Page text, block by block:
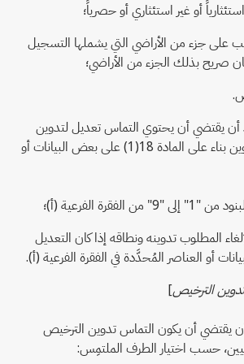
على جزء من الأراضي التي يشملها التسجيل
صريح بذلك الجزء من الأراضي؛
أن يقتضي أن يحتوي التماس تعديل لتدوين
ترخيص أو إلغاء ذلك التدوين بناء على المادة 18(1) على بعض البيانات أو
المطلوب تدوينه ونطاقه إذا كان التعديل
أو العناصر المُحدَّدة في الفقرة الفرعية (أ).
الترخيص]
يقتضي أن يكون التماس تدوين الترخيص
حسب اختيار الطرف الملتمِس: